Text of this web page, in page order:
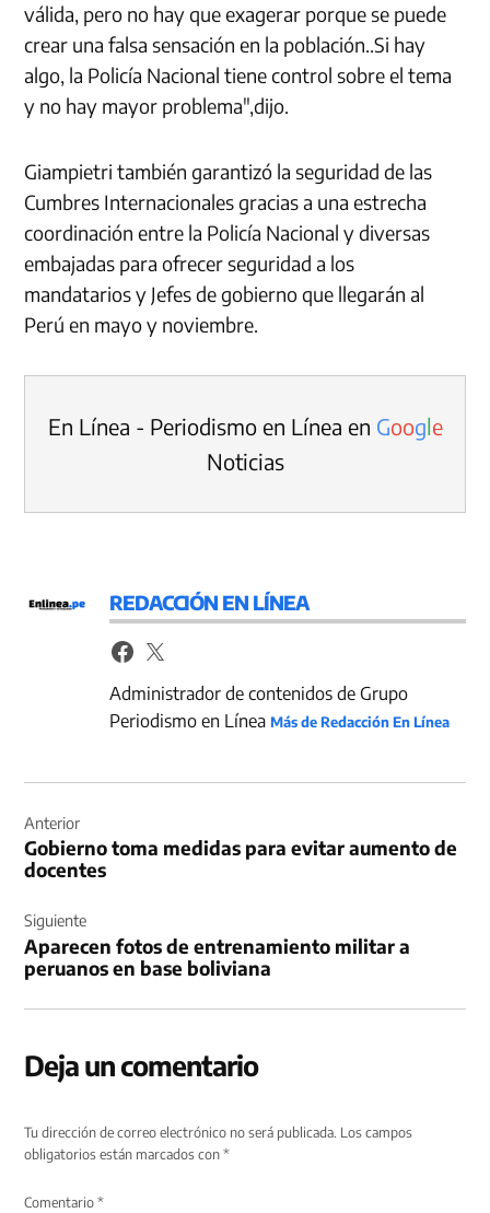
válida, pero no hay que exagerar porque se puede
crear una falsa sensación en la población..Si hay
algo, la Policía Nacional tiene control sobre el tema
y no hay mayor problema",dijo.
Giampietri también garantizó la seguridad de las
Cumbres Internacionales gracias a una estrecha
coordinación entre la Policía Nacional y diversas
embajadas para ofrecer seguridad a los
mandatarios y Jefes de gobierno que llegarán al
Perú en mayo y noviembre.
En Línea - Periodismo en Línea en Google
Noticias
REDACCIÓN EN LÍNEA
Administrador de contenidos de Grupo
Periodismo en LíneaMás de Redacción En Línea
de
entradas
Anterior
Gobierno toma medidas para evitar aumento de
docentes
Siguiente
Aparecen fotos de entrenamiento militar a
peruanos en base boliviana
Deja un comentario
Tu dirección de correo electrónico no será publicada. Los campos
obligatorios están marcados con*
Comentario*